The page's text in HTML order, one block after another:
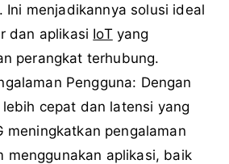
Ini menjadikannya solusi ideal
dan aplikasi IoT yang
perangkat terhubung.
Pengguna: Dengan
cepat dan latensi yang
meningkatkan pengalaman
menggunakan aplikasi, baik